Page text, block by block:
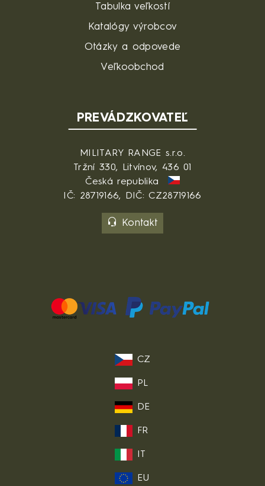
Tabulka veľkostí
Katalógy výrobcov
Otázky a odpovede
Veľkoobchod
PREVÁDZKOVATEĽ
MILITARY RANGE s.r.o.
Tržní 330, Litvínov, 436 01
Česká republika
IČ: 28719166, DIČ: CZ28719166
Kontakt
CZ
PL
DE
FR
EU